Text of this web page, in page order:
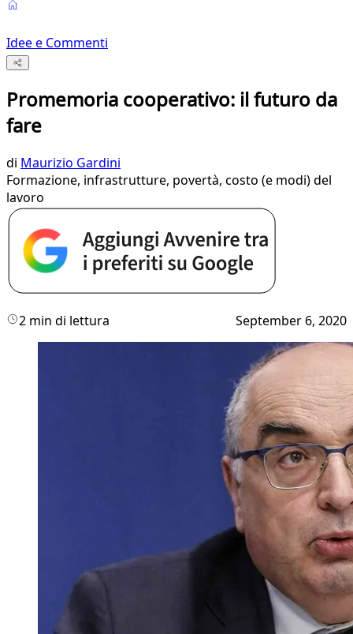
Idee e Commenti
Promemoria cooperativo: il futuro da
fare
di Maurizio Gardini
Formazione, infrastrutture, povertà, costo (e modi) del
lavoro
2 min di lettura September 6, 2020